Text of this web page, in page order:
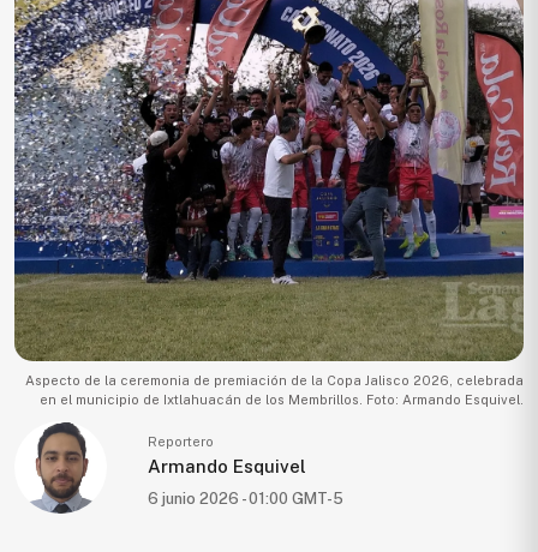
Ecología
Movilidad
Seguridad
Educación
Salud
Política
Economía
Entretenimiento
Negocios
Real
Estate
Gente
Aspecto de la ceremonia de premiación de la Copa Jalisco 2026, celebrada
en el municipio de Ixtlahuacán de los Membrillos. Foto: Armando Esquivel.
Reportero
Armando Esquivel
6 junio 2026 - 01:00 GMT-5